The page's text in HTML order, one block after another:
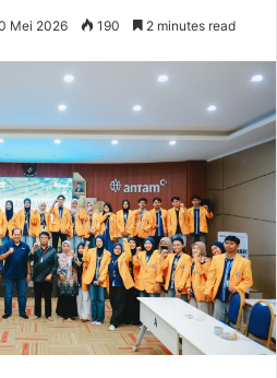
Mei 2026 190 2 minutes read